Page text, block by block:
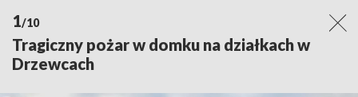
1/10
Tragiczny pożar w domku na działkach w
Drzewcach